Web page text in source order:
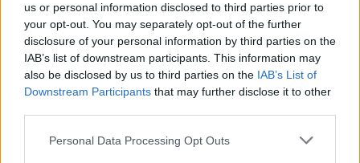
us or personal information disclosed to third parties prior to
your opt-out. You may separately opt-out of the further
disclosure of your personal information by third parties on the
IAB’s list of downstream participants. This information may
also be disclosed by us to third parties on the IAB’s List of
Downstream Participants that may further disclose it to other
Personal Data Processing Opt Outs
πρώτος όλα τα τελευταία trends
ΔΙΑΒΆΣΤΕ ΕΠΊΣΗΣ